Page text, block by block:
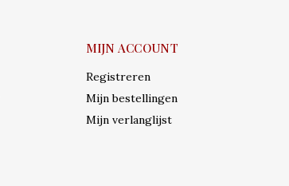
MIJN ACCOUNT
Registreren
Mijn bestellingen
Mijn verlanglijst